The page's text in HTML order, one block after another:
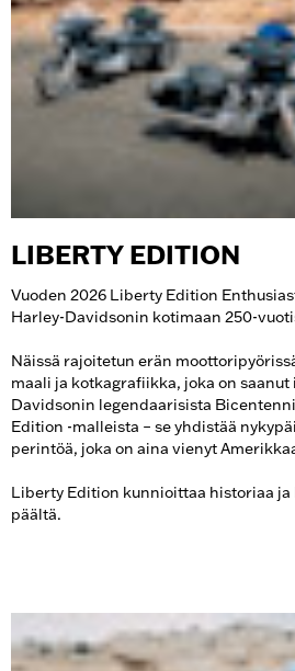
LIBERTY EDITION
Vuoden 2026 Liberty Edition
Harley-Davidsonin kotimaan 250-
Näissä rajoitetun erän
maali ja kotkagrafiikka, joka on
Davidsonin legendaarisista
Edition -malleista – se yhdistää
perintöä, joka on aina vienyt
Liberty Edition kunnioittaa historiaa
päältä.